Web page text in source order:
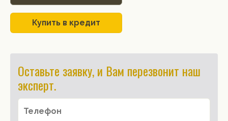
Купить в кредит
Оставьте заявку, и Вам перезвонит наш
эксперт.